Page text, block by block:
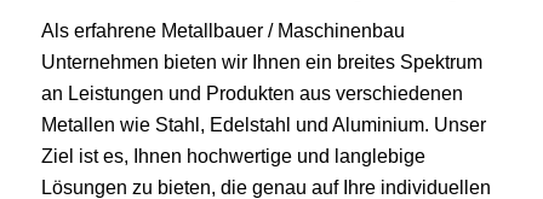
Als erfahrene Metallbauer / Maschinenbau
Unternehmen bieten wir Ihnen ein breites Spektrum
an Leistungen und Produkten aus verschiedenen
Metallen wie Stahl, Edelstahl und Aluminium. Unser
Ziel ist es, Ihnen hochwertige und langlebige
Lösungen zu bieten, die genau auf Ihre individuellen